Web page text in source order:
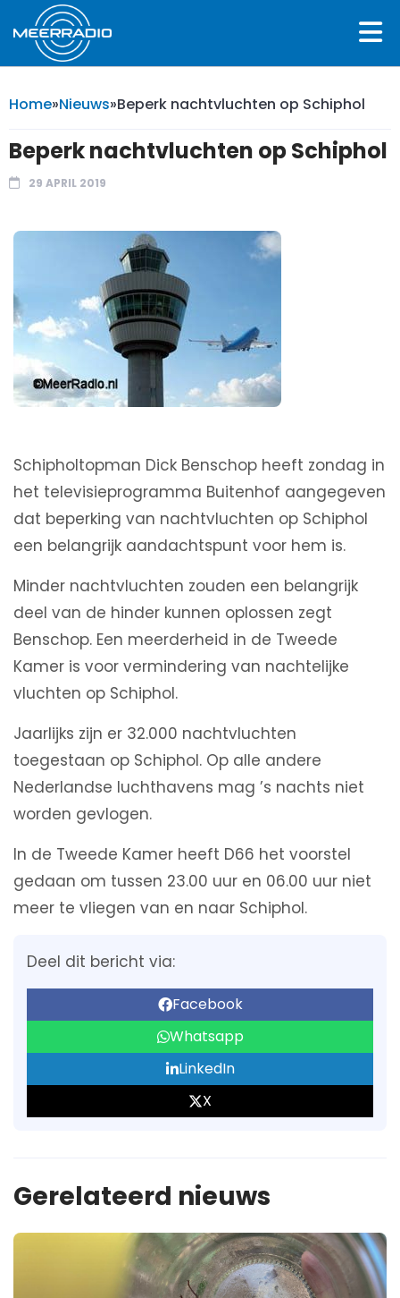
Home»Nieuws»Beperk nachtvluchten op Schiphol
Beperk nachtvluchten op Schiphol
29 APRIL 2019
Schipholtopman Dick Benschop heeft zondag in
het televisieprogramma Buitenhof aangegeven
dat beperking van nachtvluchten op Schiphol
een belangrijk aandachtspunt voor hem is.
Minder nachtvluchten zouden een belangrijk
deel van de hinder kunnen oplossen zegt
Benschop. Een meerderheid in de Tweede
Kamer is voor vermindering van nachtelijke
vluchten op Schiphol.
Jaarlijks zijn er 32.000 nachtvluchten
toegestaan op Schiphol. Op alle andere
Nederlandse luchthavens mag ’s nachts niet
worden gevlogen.
In de Tweede Kamer heeft D66 het voorstel
gedaan om tussen 23.00 uur en 06.00 uur niet
meer te vliegen van en naar Schiphol.
Deel dit bericht via:
Facebook
Whatsapp
LinkedIn
X
Gerelateerd nieuws